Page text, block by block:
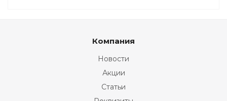
Компания
Новости
Акции
Статьи